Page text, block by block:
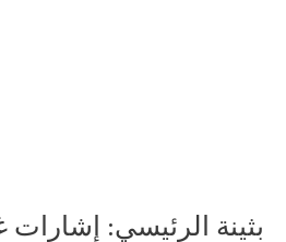
بثينة الرئيسي: